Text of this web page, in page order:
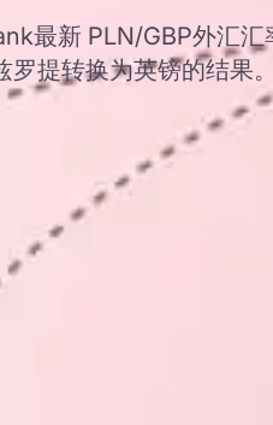
最新 PLN/GBP外汇
提转换为英镑的结果。